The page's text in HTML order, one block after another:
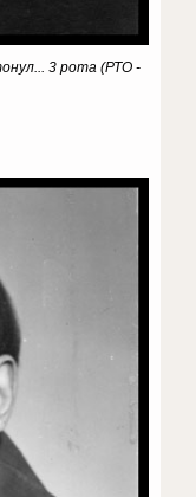
3 рота (РТО -